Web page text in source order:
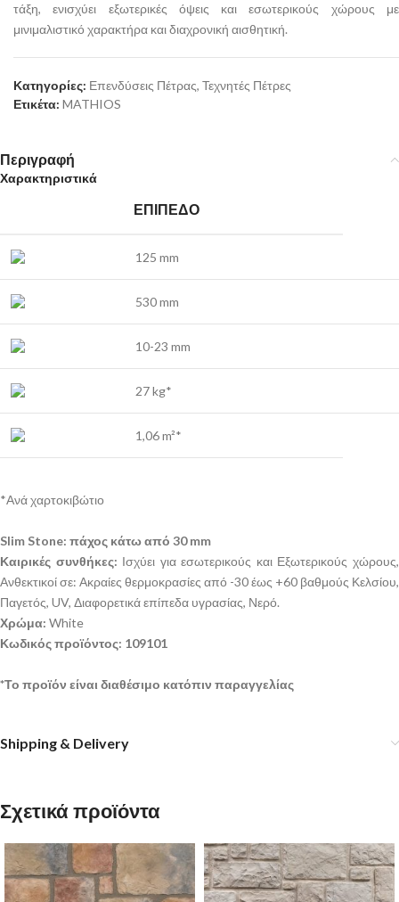
τάξη, ενισχύει εξωτερικές όψεις και εσωτερικούς χώρους με
μινιμαλιστικό χαρακτήρα και διαχρονική αισθητική.
Κατηγορίες: Επενδύσεις Πέτρας, Τεχνητές Πέτρες
Ετικέτα: MATHIOS
Περιγραφή
Χαρακτηριστικά
ΕΠΊΠΕΔΟ
125 mm
530 mm
10-23 mm
27 kg*
1,06 m²*
*Ανά χαρτοκιβώτιο
Slim Stone: πάχος κάτω από 30 mm
Καιρικές συνθήκες: Ισχύει για εσωτερικούς και Εξωτερικούς χώρους,
Ανθεκτικοί σε: Ακραίες θερμοκρασίες από -30 έως +60 βαθμούς Κελσίου,
Παγετός, UV, Διαφορετικά επίπεδα υγρασίας, Νερό.
Χρώμα: White
Κωδικός προϊόντος: 109101
*Το προϊόν είναι διαθέσιμο κατόπιν παραγγελίας
Shipping & Delivery
Σχετικά προϊόντα